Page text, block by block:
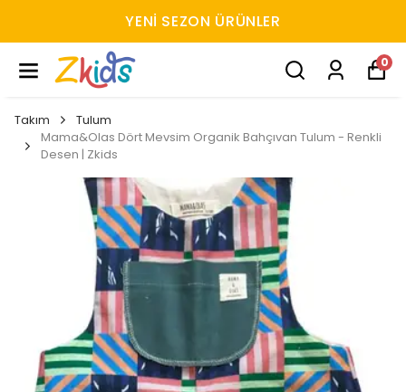
YENI SEZON ÜRÜNLER
0
Takım
Tulum
Mama&Olas Dört Mevsim Organik Bahçıvan Tulum - Renkli
Desen | Zkids